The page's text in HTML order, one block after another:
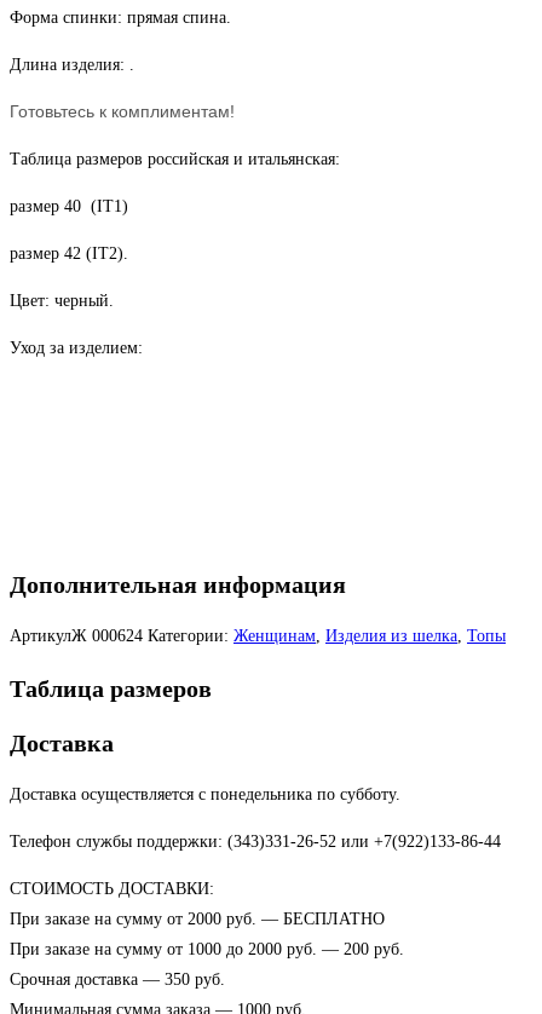
Форма спинки: прямая спина.
Длина изделия: .
Готовьтесь к комплиментам!
Таблица размеров российская и итальянская:
размер 40 (IT1)
размер 42 (IT2).
Цвет: черный.
Уход за изделием:
Дополнительная информация
АртикулЖ 000624 Категории: Женщинам, Изделия из шелка, Топы
Таблица размеров
Доставка
Доставка осуществляется с понедельника по субботу.
Телефон службы поддержки: (343)331-26-52 или +7(922)133-86-44
СТОИМОСТЬ ДОСТАВКИ:
При заказе на сумму от 2000 руб. — БЕСПЛАТНО
При заказе на сумму от 1000 до 2000 руб. — 200 руб.
Срочная доставка — 350 руб.
Минимальная сумма заказа — 1000 руб.